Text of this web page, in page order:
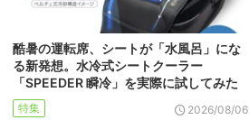
酷暑の運転席、シートが「水風呂」にな
る新発想。水冷式シートクーラー
「SPEEDER 瞬冷」を実際に試してみた
特集 2026/08/06